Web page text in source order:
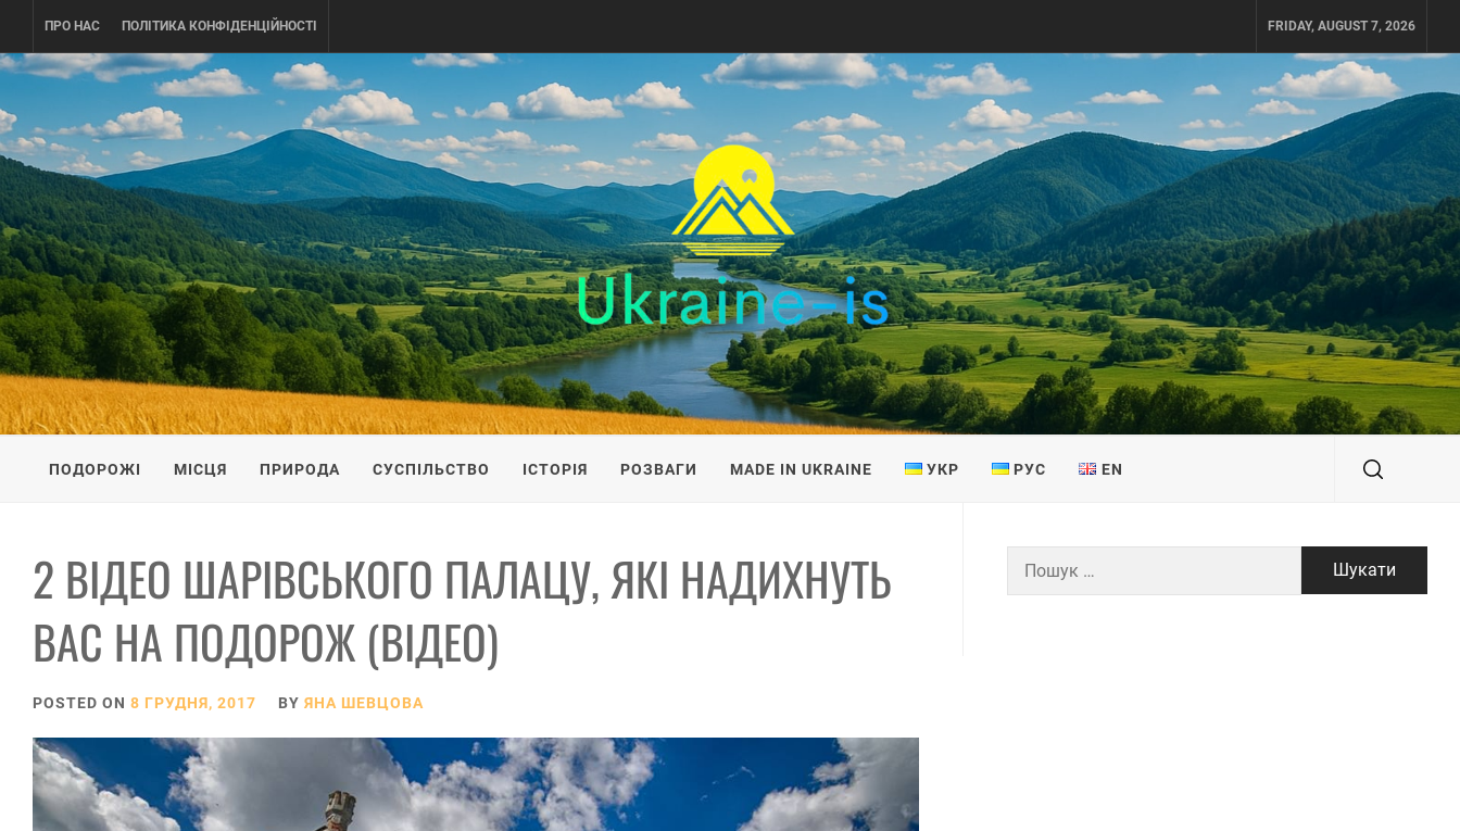
content
ПРО НАС ПОЛІТИКА КОНФІДЕНЦІЙНОСТІ FRIDAY, AUGUST 7, 2026
UKRAINE-IS
ПОДОРОЖI ПО УКРАЇНІ
ПОДОРОЖІ МІСЦЯ ПРИРОДА СУСПІЛЬСТВО ІСТОРІЯ РОЗВАГИ MADE IN UKRAINE УКР РУС EN
2 ВІДЕО ШАРІВСЬКОГО ПАЛАЦУ, ЯКІ НАДИХНУТЬ
ВАС НА ПОДОРОЖ (ВІДЕО)
POSTED ON 8 ГРУДНЯ, 2017 BY ЯНА ШЕВЦОВА